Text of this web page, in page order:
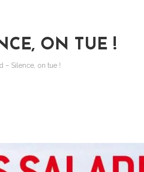
ON TUE !
– Silence, on tue !